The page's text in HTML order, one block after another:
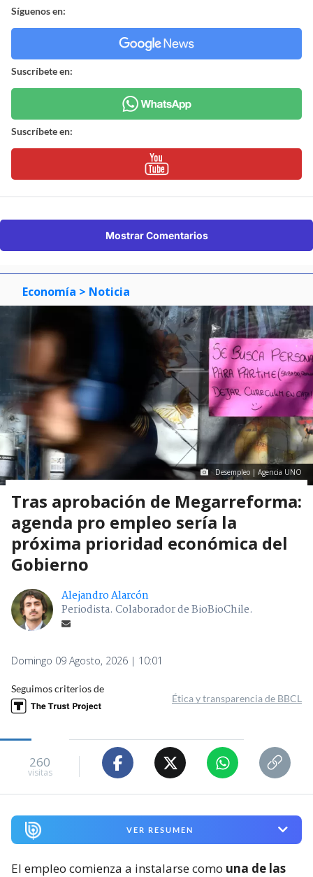
Síguenos en:
Suscríbete en:
Suscríbete en:
Mostrar Comentarios
Economía > Noticia
Desempleo | Agencia UNO
Tras aprobación de Megarreforma:
agenda pro empleo sería la
próxima prioridad económica del
Gobierno
Alejandro Alarcón
Periodista. Colaborador de BioBioChile.
Domingo 09 Agosto, 2026 | 10:01
Seguimos criterios de
Ética y transparencia de BBCL
260
visitas
VER RESUMEN
El empleo comienza a instalarse como una de las